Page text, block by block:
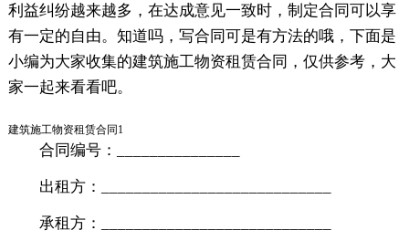
利益纠纷越来越多，在达成意见一致时，制定合同可以享
有一定的自由。知道吗，写合同可是有方法的哦，下面是
小编为大家收集的建筑施工物资租赁合同，仅供参考，大
家一起来看看吧。
建筑施工物资租赁合同1
合同编号：_______________
出租方：____________________________
承租方：____________________________